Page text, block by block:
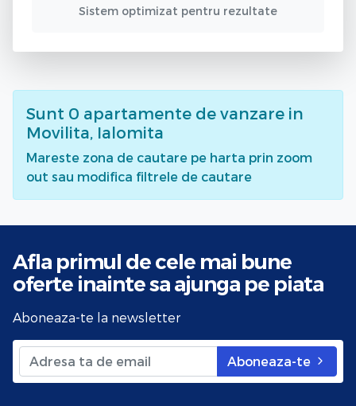
Sistem optimizat pentru rezultate
Sunt 0 apartamente de vanzare in
Movilita, Ialomita
Mareste zona de cautare pe harta prin zoom
out sau modifica filtrele de cautare
Afla primul de cele mai bune
oferte inainte sa ajunga pe piata
Aboneaza-te la newsletter
Aboneaza-te